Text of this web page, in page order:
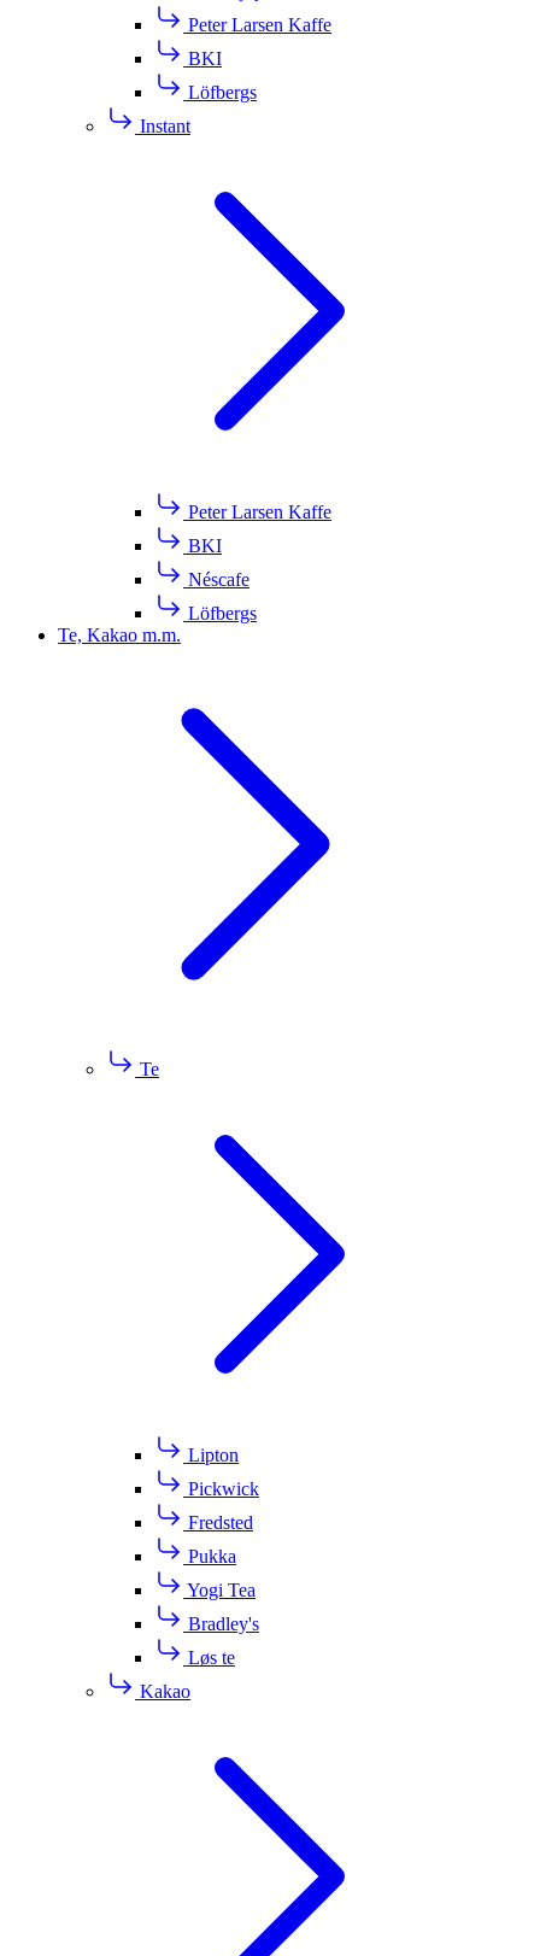
Peter Larsen Kaffe
BKI
Löfbergs
Instant
Peter Larsen Kaffe
BKI
Néscafe
Löfbergs
Te, Kakao m.m.
Te
Lipton
Pickwick
Fredsted
Pukka
Yogi Tea
Bradley's
Løs te
Kakao